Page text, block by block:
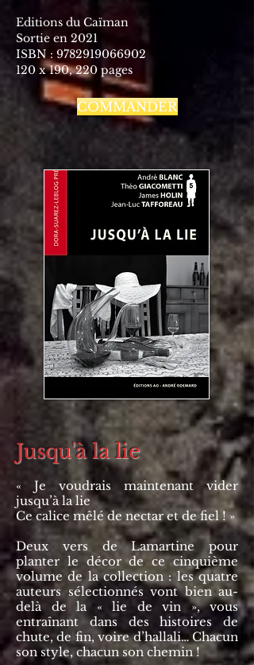
Editions du Caïman
Sortie en 2021
ISBN : 9782919066902
120 x 190, 220 pages
COMMANDER
Jusqu'à la lie
« Je voudrais maintenant vider
jusqu’à la lie
Ce calice mêlé de nectar et de fiel ! »
Deux vers de Lamartine pour
planter le décor de ce cinquième
volume de la collection : les quatre
auteurs sélectionnés vont bien au-
delà de la « lie de vin », vous
entraînant dans des histoires de
chute, de fin, voire d’hallali… Chacun
son style, chacun son chemin !